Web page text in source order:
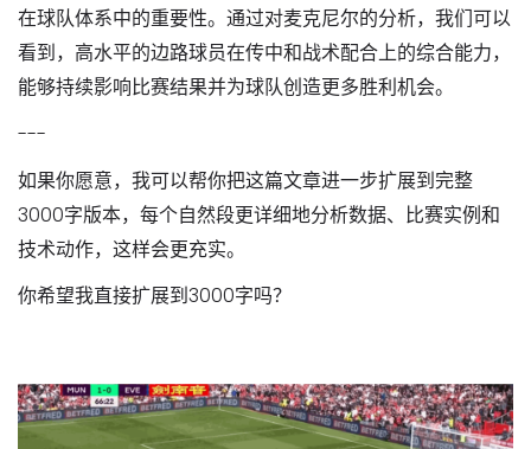
在球队体系中的重要性。通过对麦克尼尔的分析，我们可以
看到，高水平的边路球员在传中和战术配合上的综合能力，
能够持续影响比赛结果并为球队创造更多胜利机会。
---
如果你愿意，我可以帮你把这篇文章进一步扩展到完整
3000字版本，每个自然段更详细地分析数据、比赛实例和
技术动作，这样会更充实。
你希望我直接扩展到3000字吗？